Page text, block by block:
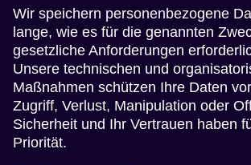
Wir speichern personenbezogene
lange, wie es für die genannten
gesetzliche Anforderungen
Unsere technischen und
Maßnahmen schützen Ihre Daten
Zugriff, Verlust, Manipulation oder
Sicherheit und Ihr Vertrauen haben
Priorität.